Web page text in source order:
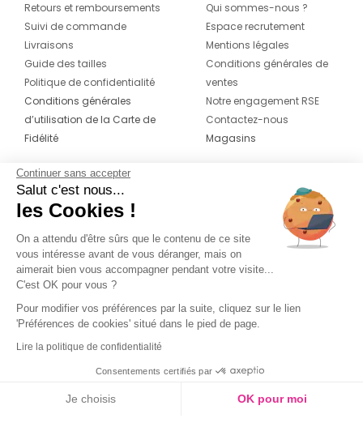
Retours et remboursements
Suivi de commande
Livraisons
Guide des tailles
Politique de confidentialité
Conditions générales
d’utilisation de la Carte de
Fidélité
Qui sommes-nous ?
Espace recrutement
Mentions légales
Conditions générales de
ventes
Notre engagement RSE
Contactez-nous
Magasins
CONTACT
04 42 20 78 42
Du lundi au jeudi de 8h30 à 16h30 & le
vendredi de 8h30 à 15h30
Continuer sans accepter
Salut c'est nous...
les Cookies !
On a attendu d'être sûrs que le contenu de ce site
vous intéresse avant de vous déranger, mais on
aimerait bien vous accompagner pendant votre visite...
C'est OK pour vous ?
Pour modifier vos préférences par la suite, cliquez sur le lien
'Préférences de cookies' situé dans le pied de page.
Lire la politique de confidentialité
Consentements certifiés par
Je choisis OK pour moi